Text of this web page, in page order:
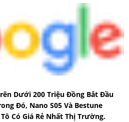
Dưới 200 Triệu Đồng Bắt Đầu
Đó, Nano S05 Và Bestune
Có Giá Rẻ Nhất Thị Trường.